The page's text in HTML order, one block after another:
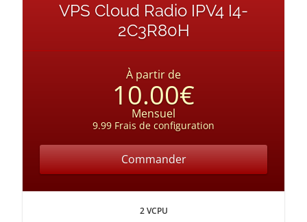
VPS Cloud Radio IPV4 I4-
2C3R80H
À partir de
10.00€
Mensuel
9.99 Frais de configuration
Commander
2 VCPU